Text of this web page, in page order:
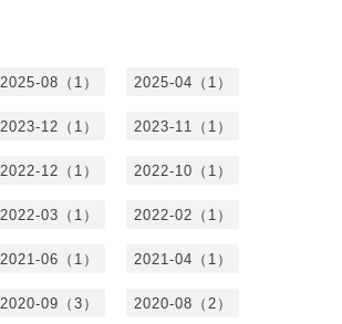
2025-08（1） 2025-04（1）
2023-12（1） 2023-11（1）
2022-12（1） 2022-10（1）
2022-03（1） 2022-02（1）
2021-06（1） 2021-04（1）
2020-09（3） 2020-08（2）